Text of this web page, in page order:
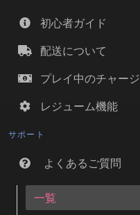
初心者ガイド
配送について
プレイ中のチャージ
レジューム機能
サポート
よくあるご質問
一覧